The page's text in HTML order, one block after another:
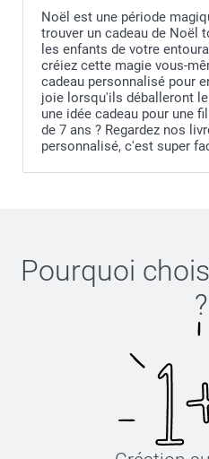
Noël est une période
trouver un cadeau de Noël
les enfants de votre
créiez cette magie vous-
cadeau personnalisé pour
joie lorsqu'ils déballeront
une idée cadeau pour une
de 7 ans ? Regardez nos
personnalisé, c'est super
Pourquoi
?